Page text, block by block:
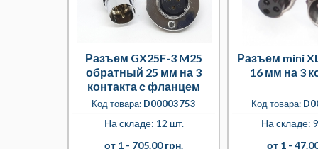
Разъем GX25F-3 M25
обратный 25 мм на 3
контакта с фланцем
Код товара: D00003753
На складе: 12 шт.
от 1 - 705.00 грн.
Разъем mini
16 мм на 3
Код товара:
На складе:
от 1 -